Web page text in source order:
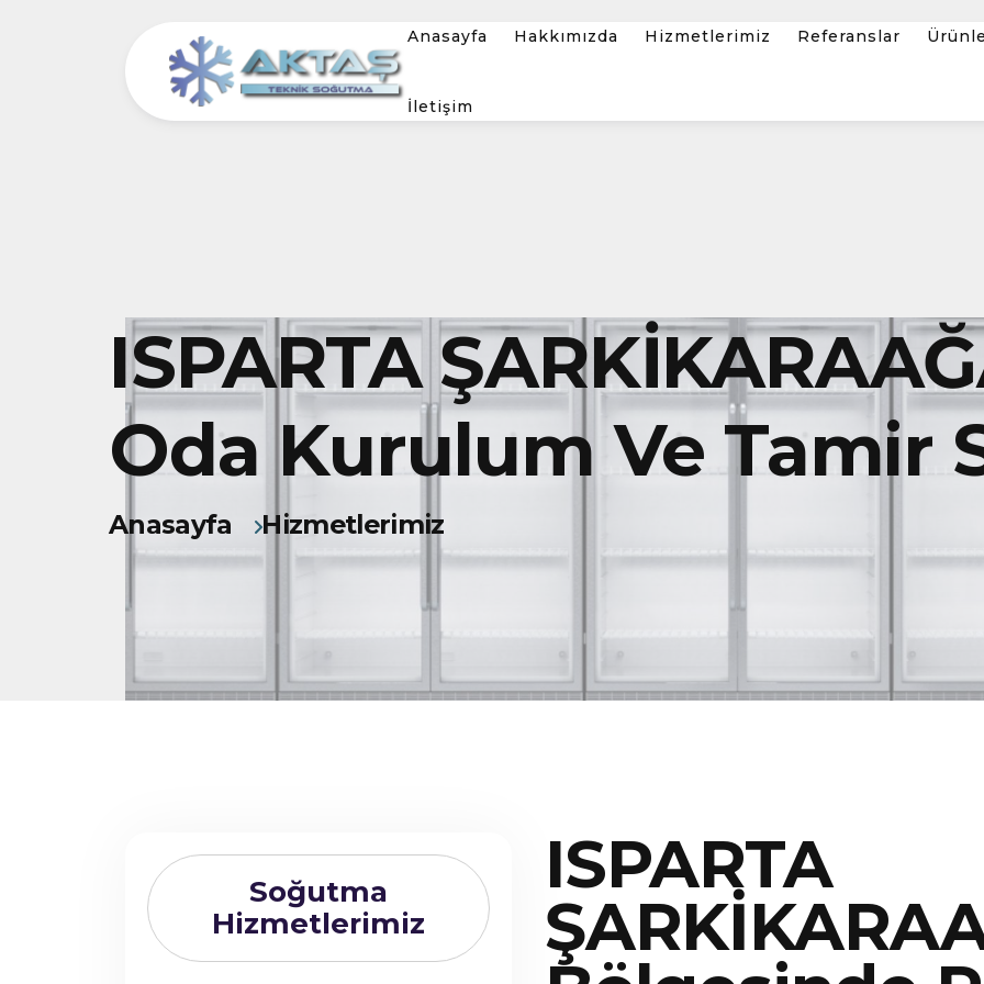
Anasayfa Hakkımızda Hizmetlerimiz Referanslar
İletişim
ISPARTA
Oda Kurulum Ve Tamir
Anasayfa Hizmetlerimiz
Soğutma
Hizmetlerimiz
ISPARTA